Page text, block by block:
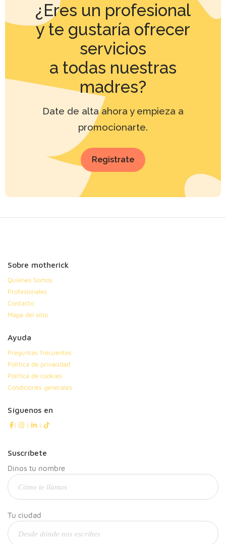
¿Eres un profesional
y te gustaría ofrecer
servicios
a todas nuestras
madres?
Date de alta ahora y empieza a
promocionarte.
Registrate
Sobre motherick
Quiénes Somos
Profesionales
Contacto
Mapa del sitio
Ayuda
Preguntas frecuentes
Política de privacidad
Política de cookies
Condiciones generales
Síguenos en
| | |
Suscríbete
Dinos tu nombre
Tu ciudad